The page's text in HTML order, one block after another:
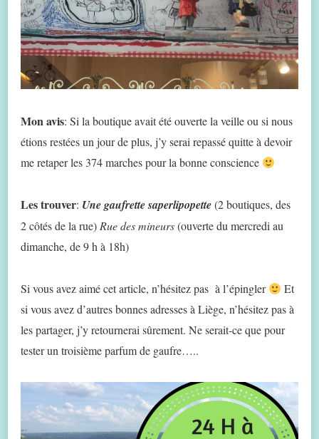
Mon avis: Si la boutique avait été ouverte la veille ou si nous
étions restées un jour de plus, j’y serai repassé quitte à devoir
me retaper les 374 marches pour la bonne conscience
Les trouver: Une gaufrette saperlipopette(2 boutiques, des
2 côtés de la rue)Rue des mineurs(ouverte du mercredi au
dimanche, de 9 h à 18h)
Si vous avez aimé cet article, n’hésitez pas à l’épingler
Et
si vous avez d’autres bonnes adresses à Liège, n’hésitez pas à
les partager, j’y retournerai sûrement. Ne serait-ce que pour
tester un troisième parfum de gaufre…..